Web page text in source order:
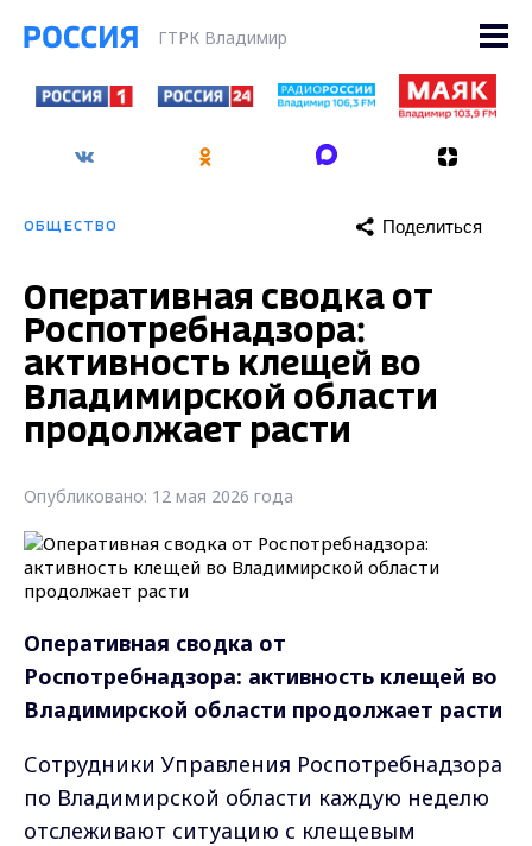
ГТРК Владимир
ОБЩЕСТВО Поделиться
Оперативная сводка от
Роспотребнадзора:
активность клещей во
Владимирской области
продолжает расти
Опубликовано: 12 мая 2026 года
Оперативная сводка от
Роспотребнадзора: активность клещей во
Владимирской области продолжает расти
Сотрудники Управления Роспотребнадзора
по Владимирской области каждую неделю
отслеживают ситуацию с клещевым